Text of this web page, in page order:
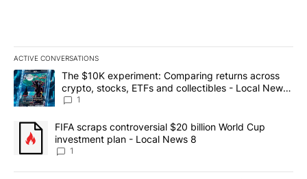
ACTIVE CONVERSATIONS
The following is a list of the most commented articles in the last
A trending article titled "The $10K experiment: Comparing
The $10K experiment: Comparing returns across
crypto, stocks, ETFs and collectibles - Local News
8
1
A trending article titled "FIFA scraps controversial $20 billion
FIFA scraps controversial $20 billion World Cup
investment plan - Local News 8
1